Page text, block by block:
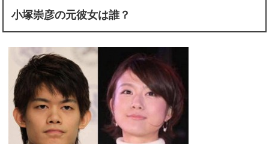
小塚崇彦の元彼女は誰？